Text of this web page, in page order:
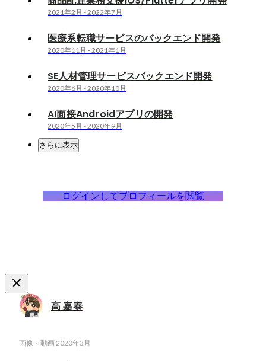
2021年2月 -2022年7月
医療系転職サービスのバックエンド開発
2020年11月 -2021年1月
SE人材管理サービスバックエンド開発
2020年6月 -2020年10月
AI面接Androidアプリの開発
2020年5月 -2020年9月
さらに表示
ログインしてプロフィールを閲覧
高 嘉泰
画像・動画2020年3月